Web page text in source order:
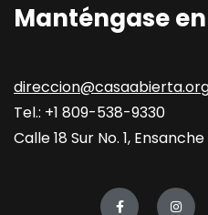
Manténgase
Tel.: +1 809-538-9330
Calle 18 Sur No. 1,